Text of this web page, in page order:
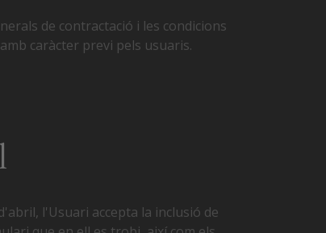
de contractació i les condicions
caràcter previ pels usuaris.
l'Usuari accepta la inclusió de